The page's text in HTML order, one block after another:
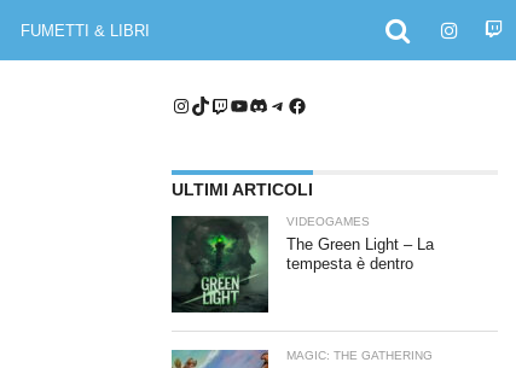
FUMETTI & LIBRI
Instagram
TikTok
Twitch
YouTube
Discord
Telegram
Facebook
ULTIMI ARTICOLI
VIDEOGAMES
The Green Light – La
tempesta è dentro
MAGIC: THE GATHERING